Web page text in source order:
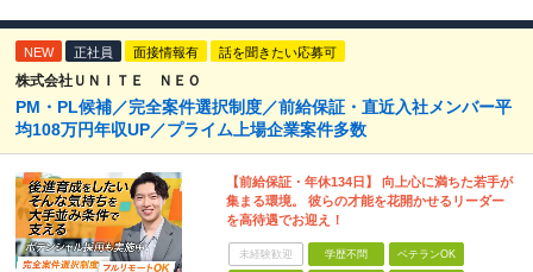
NEW 正社員 面接情報有 話を聞きたい応募可
株式会社ＵＮＩＴＥ ＮＥＯ
PM・PL候補／完全案件選択制度／前給保証・直近入社メンバー平
均108万円年収UP／プライム上場企業案件多数
【前給保証・年休134日】 向上心に満ちた若手が
集まる環境。 彼らの才能を花開かせるリーダー
を高待遇でお迎え！
未経験歓迎 学歴不問 ベテランOK